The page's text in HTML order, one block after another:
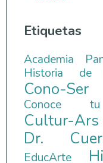
Etiquetas
Academia
Historia de
Cono-
Conoce
Cultur-Ars
Dr.
EducArte